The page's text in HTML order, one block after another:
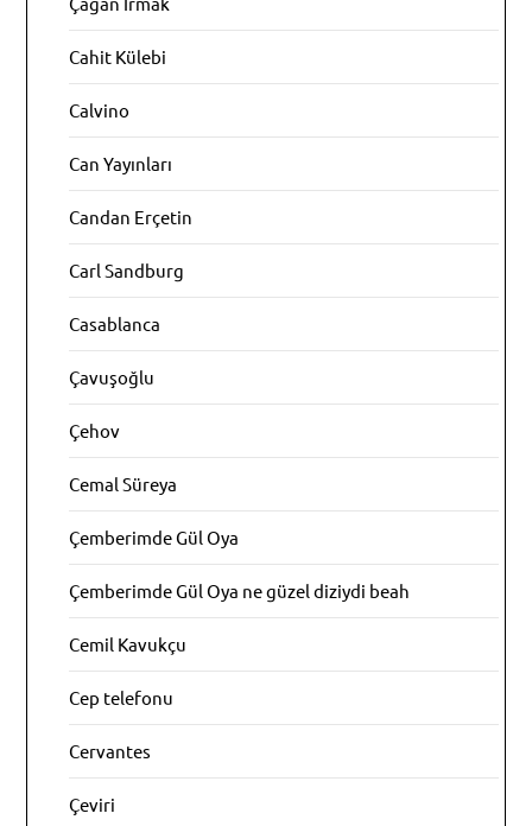
Cahit Külebi
Calvino
Can Yayınları
Candan Erçetin
Carl Sandburg
Casablanca
Çavuşoğlu
Çehov
Cemal Süreya
Çemberimde Gül Oya
Çemberimde Gül Oya ne güzel diziydi beah
Cemil Kavukçu
Cep telefonu
Cervantes
Çeviri